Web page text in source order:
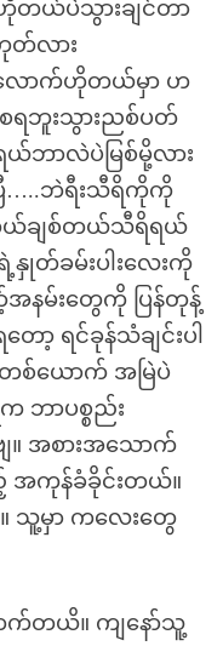
ယ်ပဲသွားချင်တာ
တ်လား
လောက်ဟိုတယ်မှာ ဟ
ေရဘူးသွားညစ်ပတ်
ရယ်ဘာလဲပဲမြစ်မို့လား
ာ်ပြီ…..ဘဲရီးသီရိကိုကို
ယ်ချစ်တယ်သီရိရယ်
တ်ခမ်းပါးလေးကို
နမ်းတွေကို ပြန်တုန့်
ော့ ရင်ခုန်သံချင်းပါ
တစ်ယောက် အမြဲပဲ
ဘာပစ္စည်း
။ အစားအသောက်
အကုန်ခံခိုင်းတယ်။
သူ့မှာ ကလေးတွေ
တယိ။ ကျနော်သူ့